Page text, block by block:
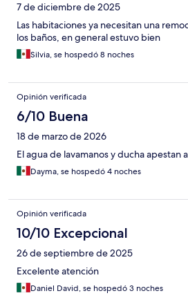
7 de diciembre de 2025
Las habitaciones ya necesitan una
los baños, en general estuvo bien
Silvia, se hospedó 8 noches
Opinión verificada
6/10 Buena
18 de marzo de 2026
El agua de lavamanos y ducha apestan
Dayma, se hospedó 4 noches
Opinión verificada
10/10 Excepcional
26 de septiembre de 2025
Excelente atención
Daniel David, se hospedó 3 noches